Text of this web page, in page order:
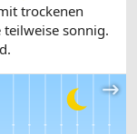
trockenen
sonnig.